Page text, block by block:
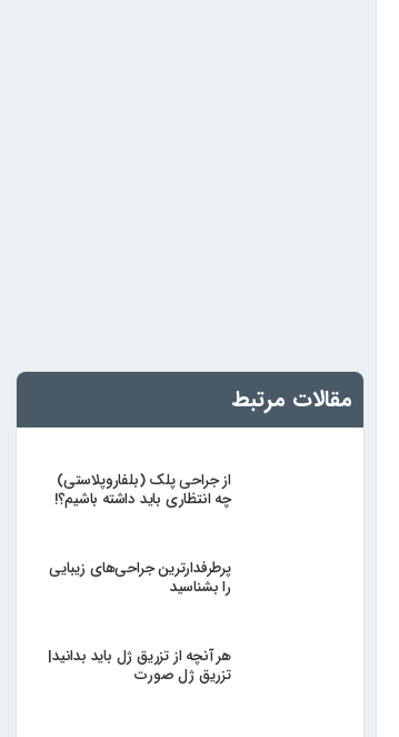
مقالات مرتبط
از جراحی پلک (بلفاروپلاستی)
چه انتظاری باید داشته باشیم؟!
پرطرفدارترین جراحی‌های زیبایی
را بشناسید
هر آنچه از تزریق ژل باید بدانید|
تزریق ژل صورت